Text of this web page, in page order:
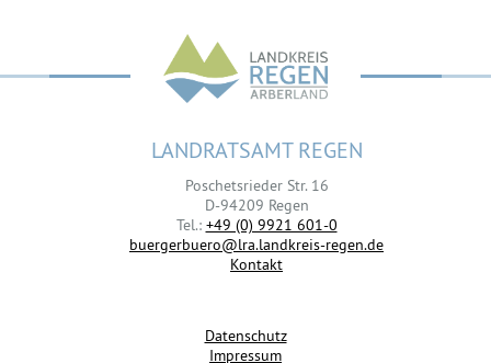
LANDRATSAMT REGEN
Poschetsrieder Str. 16
D-94209 Regen
Tel.: +49 (0) 9921 601-0
buergerbuero@lra.landkreis-regen.de
Kontakt
Datenschutz
Impressum